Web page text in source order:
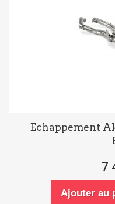
Echappement
7
Ajouter au